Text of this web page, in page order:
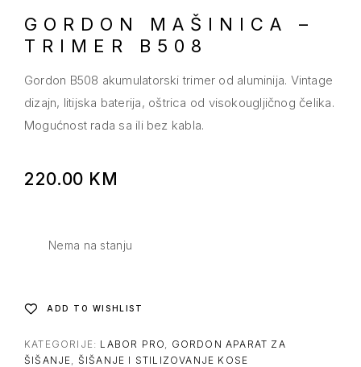
GORDON MAŠINICA –
TRIMER B508
Gordon B508 akumulatorski trimer od aluminija. Vintage
dizajn, litijska baterija, oštrica od visokougljičnog čelika.
Mogućnost rada sa ili bez kabla.
220.00 KM
Nema na stanju
ADD TO WISHLIST
KATEGORIJE: LABOR PRO, GORDON APARAT ZA
ŠIŠANJE, ŠIŠANJE I STILIZOVANJE KOSE